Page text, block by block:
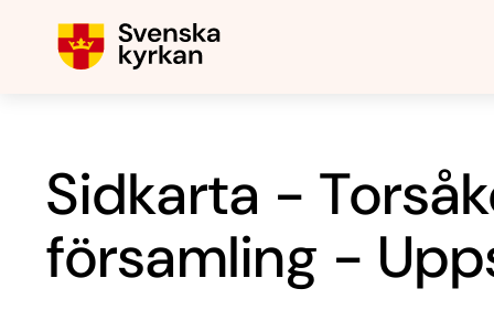
Sidkarta -
församling -